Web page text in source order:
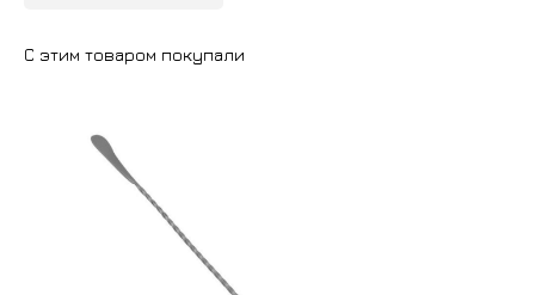
С этим товаром покупали